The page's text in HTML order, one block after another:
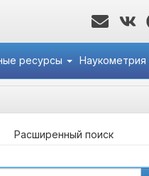
ресурсы Наукометрия
Расширенный поиск